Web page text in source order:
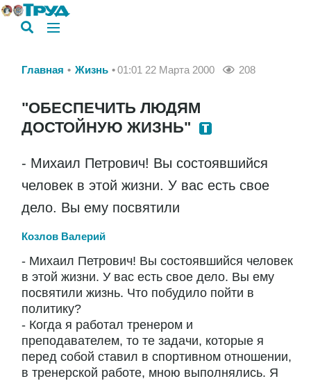
Главная Жизнь 01:01 22 Марта 2000 208
"ОБЕСПЕЧИТЬ ЛЮДЯМ
ДОСТОЙНУЮ ЖИЗНЬ"
- Михаил Петрович! Вы состоявшийся
человек в этой жизни. У вас есть свое
дело. Вы ему посвятили
Козлов Валерий
- Михаил Петрович! Вы состоявшийся человек
в этой жизни. У вас есть свое дело. Вы ему
посвятили жизнь. Что побудило пойти в
политику?
- Когда я работал тренером и
преподавателем, то те задачи, которые я
перед собой ставил в спортивном отношении,
в тренерской работе, мною выполнялись. Я